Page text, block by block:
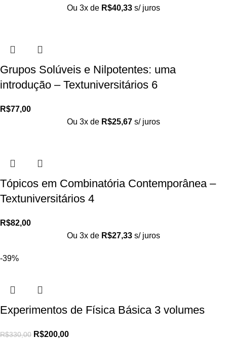
Ou 3x de R$40,33 s/ juros
Grupos Solúveis e Nilpotentes: uma
introdução – Textuniversitários 6
R$77,00
Ou 3x de R$25,67 s/ juros
Tópicos em Combinatória Contemporânea –
Textuniversitários 4
R$82,00
Ou 3x de R$27,33 s/ juros
-39%
Experimentos de Física Básica 3 volumes
R$330,00 R$200,00